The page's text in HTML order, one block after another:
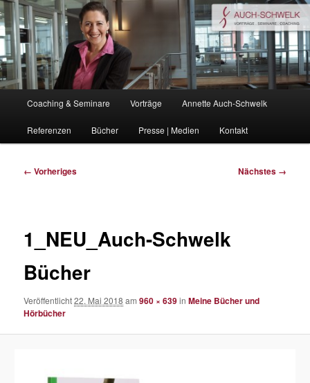
Zum
primären
Inhalt
springenauchschwelk.de
Coaching . Vorträge . Seminare
Coaching & Seminare Vorträge Annette Auch-Schwelk
Referenzen Bücher Presse | Medien Kontakt
Bilder-
← Vorheriges Nächstes →
1_NEU_Auch-Schwelk
Bücher
Veröffentlicht22. Mai 2018 am960 × 639inMeine Bücher und
Hörbücher